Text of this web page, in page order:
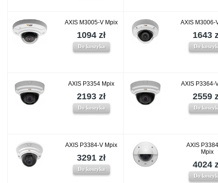
AXIS M3005-V Mpix
1094 zł
Do koszyka
AXIS M3006-
1643
Do
AXIS P3354 Mpix
2193 zł
Do koszyka
AXIS P3364-
2559
Do
AXIS P3384-V Mpix
3291 zł
Do koszyka
AXIS
Mpix
4024
Do